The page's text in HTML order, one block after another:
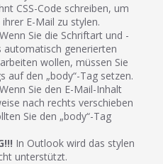
CSS-Code schreiben, um
E-Mail zu stylen.
Sie die Schriftart und -
automatisch generierten
wollen, müssen Sie
auf den „body“-Tag setzen.
Sie den E-Mail-Inhalt
nach rechts verschieben
Sie den „body“-Tag
In Outlook wird das stylen
unterstützt.